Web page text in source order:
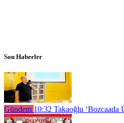
Son Haberler
Gündem 10:32 Takaoğlu ‘Bozcaada